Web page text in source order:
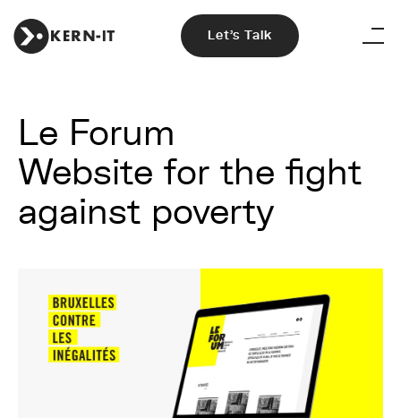
Let's Talk
Le Forum
Website for the fight
against poverty